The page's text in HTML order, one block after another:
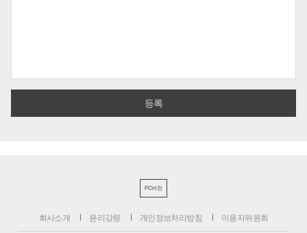
PC버전
회사소개 윤리강령 개인정보처리방침 이용자위원회